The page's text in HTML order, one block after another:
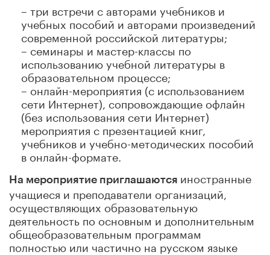
– три встречи с авторами учебников и
учебных пособий и авторами произведений
современной российской литературы;
– семинары и мастер-классы по
использованию учебной литературы в
образовательном процессе;
– онлайн-мероприятия (с использованием
сети Интернет), сопровождающие офлайн
(без использования сети Интернет)
мероприятия с презентацией книг,
учебников и учебно-методических пособий
в онлайн-формате.
На мероприятие приглашаются иностранные
учащиеся и преподаватели организаций,
осуществляющих образовательную
деятельность по основным и дополнительным
общеобразовательным программам
полностью или частично на русском языке